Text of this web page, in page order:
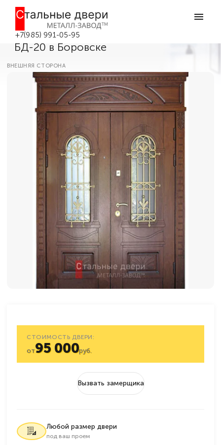
+7(985) 991-05-95
Двухстворчатая входная дверь со
стеклом и кованной решеткой
БД-20 в Боровске
ВНЕШНЯЯ СТОРОНА
СТОИМОСТЬ ДВЕРИ:
от95 000руб.
Вызвать замерщика
Любой размер двери
под ваш проем